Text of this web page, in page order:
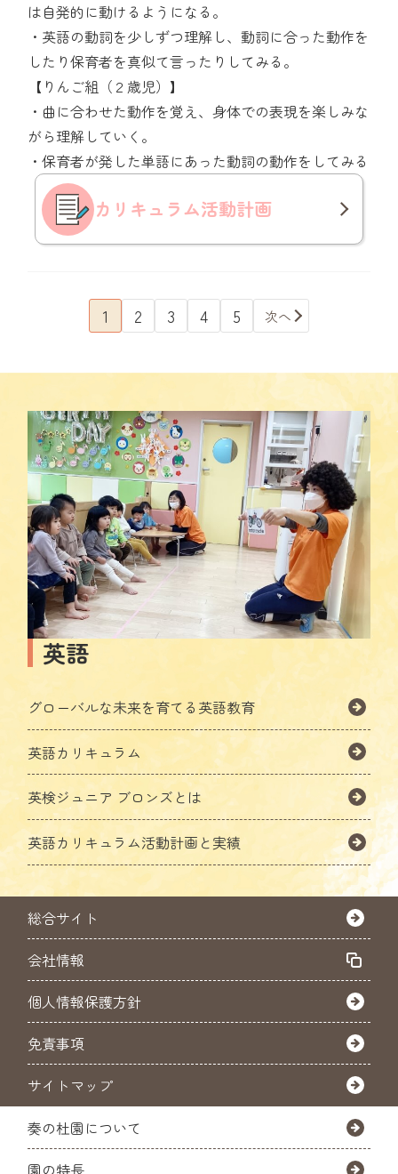
は自発的に動けるようになる。
・英語の動詞を少しずつ理解し、動詞に合った動作を
したり保育者を真似て言ったりしてみる。
【りんご組（２歳児）】
・曲に合わせた動作を覚え、身体での表現を楽しみな
がら理解していく。
・保育者が発した単語にあった動詞の動作をしてみる
カリキュラム活動計画
1 2 3 4 5 次へ
英語
グローバルな未来を育てる英語教育
英語カリキュラム
英検ジュニア ブロンズとは
英語カリキュラム活動計画と実績
総合サイト
会社情報
個人情報保護方針
免責事項
サイトマップ
奏の杜園について
園の特長